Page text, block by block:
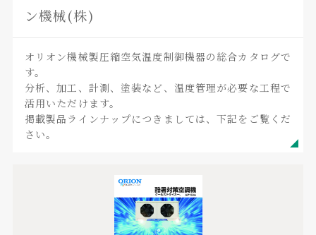
ン機械(株)
オリオン機械製圧縮空気温度制御機器の総合カタログで
す。
分析、加工、計測、塗装など、温度管理が必要な工程で
活用いただけます。
掲載製品ラインナップにつきましては、下記をご覧くだ
さい。